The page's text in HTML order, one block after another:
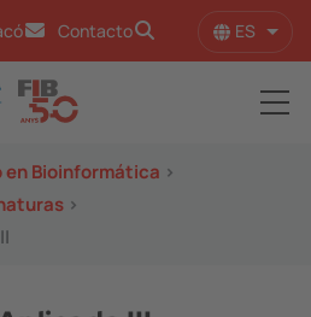
Contacto ES
en Bioinformática >
>